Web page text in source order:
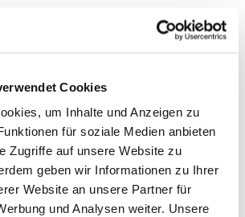
Cookies
um Inhalte und Anzeigen zu
für soziale Medien anbieten
Zugriffe auf unsere Website zu
geben wir Informationen zu Ihrer
Website an unsere Partner für
und Analysen weiter. Unsere
Palais
Unternehmerbrief
BOUNTI
Organisationen